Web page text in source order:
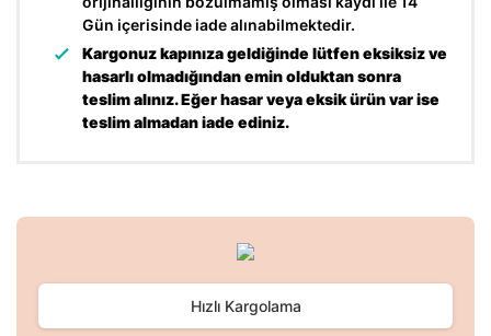
Gün içerisinde iade alınabilmektedir.
Kargonuz kapınıza geldiğinde lütfen eksiksiz ve
hasarlı olmadığından emin olduktan sonra
teslim alınız. Eğer hasar veya eksik ürün var ise
teslim almadan iade ediniz.
Bu ürüne ilk yorumu siz yapın!
Yorum Yaz
kullanarak tarafımıza iletebilirsiniz.
Ürün resmi kalitesiz, bozuk veya görüntülenemiyor.
Hızlı Kargolama